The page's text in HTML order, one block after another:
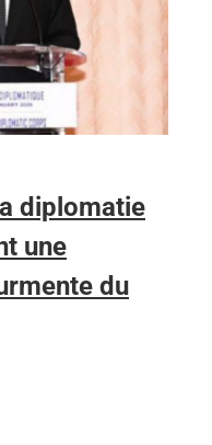
diplomatie
une
du